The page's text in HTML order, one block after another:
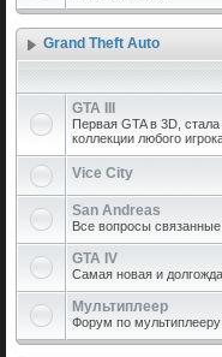
Grand Theft Auto
GTA III
Первая GTA в 3D,
коллекции любого
Vice City
San Andreas
Все вопросы связанные
GTA IV
Самая новая и
Мультиплеер
Форум по